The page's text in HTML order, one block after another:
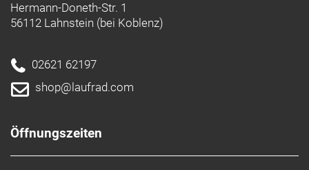
Hermann-Doneth-Str. 1
56112 Lahnstein (bei Koblenz)
02621 62197
shop@laufrad.com
Öffnungszeiten